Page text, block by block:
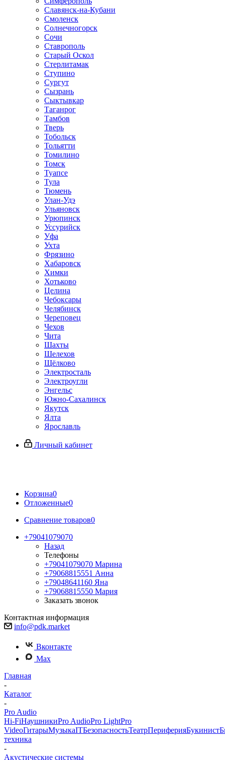
Славянск-на-Кубани
Смоленск
Солнечногорск
Сочи
Ставрополь
Старый Оскол
Стерлитамак
Ступино
Сургут
Сызрань
Сыктывкар
Таганрог
Тамбов
Тверь
Тобольск
Тольятти
Томилино
Томск
Туапсе
Тула
Тюмень
Улан-Удэ
Ульяновск
Урюпинск
Уссурийск
Уфа
Ухта
Фрязино
Хабаровск
Химки
Хотьково
Целина
Чебоксары
Челябинск
Череповец
Чехов
Чита
Шахты
Шелехов
Щёлково
Электросталь
Электроугли
Энгельс
Южно-Сахалинск
Якутск
Ялта
Ярославль
Личный кабинет
Корзина0
Отложенные0
Сравнение товаров0
+79041079070
Назад
Телефоны
+79041079070 Марина
+79068815551 Анна
+79048641160 Яна
+79068815550 Мария
Заказать звонок
Контактная информация
info@pdk.market
Вконтакте
Max
Главная
-
Каталог
-
Pro Audio
Hi-FiНаушникиPro AudioPro LightPro
VideoГитарыМузыкаITБезопасностьТеатрПериферияБукинист
техника
-
Акустические системы